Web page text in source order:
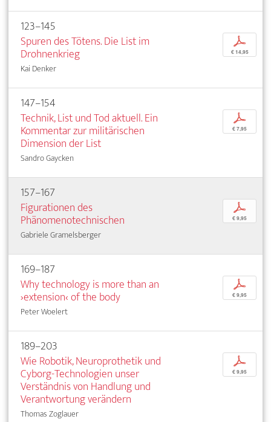
123–145
Spuren des Tötens. Die List im
Drohnenkrieg
Kai Denker
p
€ 14,95
147–154
Technik, List und Tod aktuell. Ein
Kommentar zur militärischen
Dimension der List
Sandro Gaycken
p
€ 7,95
157–167
Figurationen des
Phänomenotechnischen
Gabriele Gramelsberger
p
€ 9,95
169–187
Why technology is more than an
›extension‹ of the body
Peter Woelert
p
€ 9,95
189–203
Wie Robotik, Neuroprothetik und
Cyborg-Technologien unser
Verständnis von Handlung und
Verantwortung verändern
Thomas Zoglauer
p
€ 9,95